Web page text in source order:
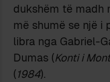
dukshëm të madh
më shumë se një i
libra nga Gabriel-
Dumas (Konti i
(1984).